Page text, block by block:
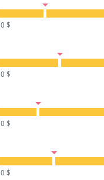
$
$
$
$